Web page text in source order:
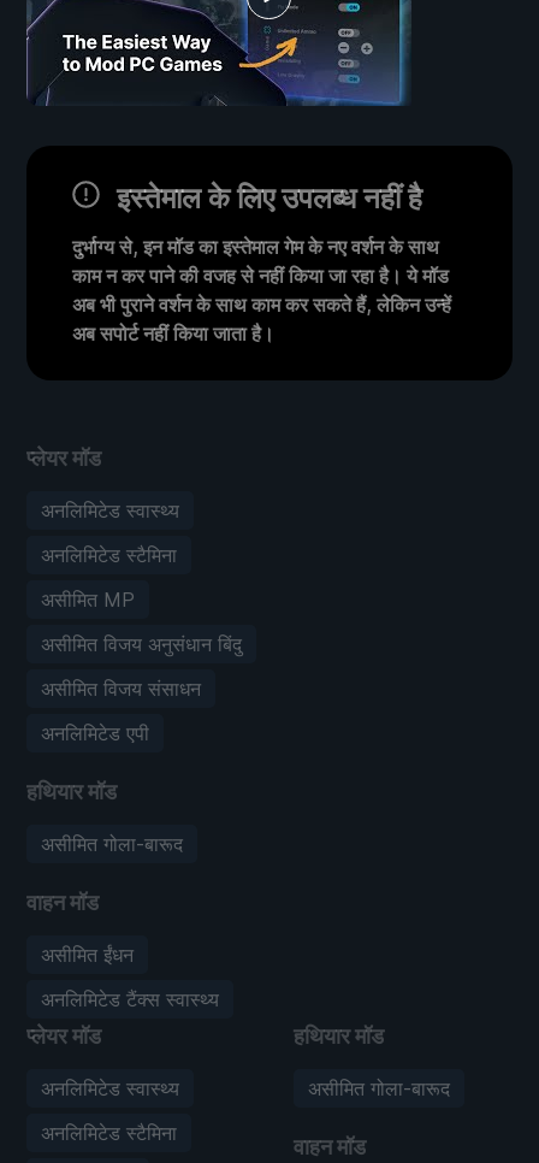
इस्तेमाल के लिए उपलब्ध नहीं है
दुर्भाग्य से, इन मॉड का इस्तेमाल गेम के नए वर्शन के साथ
काम न कर पाने की वजह से नहीं किया जा रहा है। ये मॉड
अब भी पुराने वर्शन के साथ काम कर सकते हैं, लेकिन उन्हें
अब सपोर्ट नहीं किया जाता है।
प्लेयर मॉड
अनलिमिटेड स्वास्थ्य
अनलिमिटेड स्टैमिना
असीमित MP
असीमित विजय अनुसंधान बिंदु
असीमित विजय संसाधन
अनलिमिटेड एपी
हथियार मॉड
असीमित गोला-बारूद
वाहन मॉड
असीमित ईंधन
अनलिमिटेड टैंक्स स्वास्थ्य
प्लेयर मॉड
अनलिमिटेड स्वास्थ्य
अनलिमिटेड स्टैमिना
हथियार मॉड
असीमित गोला-बारूद
वाहन मॉड